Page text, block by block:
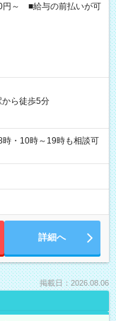
～ ■給与の前払いが可
から徒歩5分
・10時～19時も相談可
詳細へ
掲載日：2026.08.06